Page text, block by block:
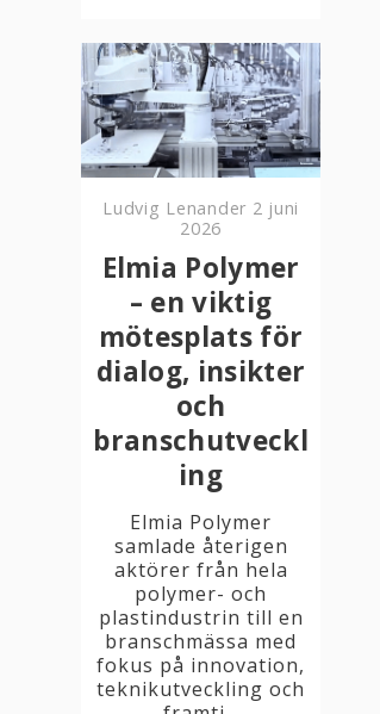
Ludvig Lenander 2 juni
2026
Elmia Polymer
– en viktig
mötesplats för
dialog, insikter
och
branschutveckl
ing
Elmia Polymer
samlade återigen
aktörer från hela
polymer- och
plastindustrin till en
branschmässa med
fokus på innovation,
teknikutveckling och